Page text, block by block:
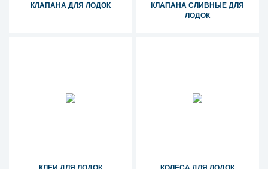
КЛАПАНА ДЛЯ ЛОДОК
КЛАПАНА СЛИВНЫЕ ДЛЯ
ЛОДОК